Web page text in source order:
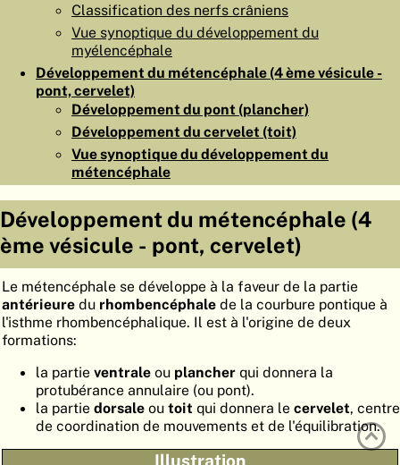
EMBRYO
ATLASEMBRYOLOGY
RECHERCHER
DE
Classification des nerfs crâniens
Vue synoptique du développement du
myélencéphale
Développement du métencéphale (4 ème vésicule -
pont, cervelet)
Développement du pont (plancher)
Développement du cervelet (toit)
Vue synoptique du développement du
métencéphale
Développement du métencéphale (4
ème vésicule - pont, cervelet)
Le métencéphale se développe à la faveur de la partie
antérieure du rhombencéphale de la courbure pontique à
l'isthme rhombencéphalique. Il est à l'origine de deux
formations:
la partie ventrale ou plancher qui donnera la
protubérance annulaire (ou pont).
la partie dorsale ou toit qui donnera le cervelet, centre
de coordination de mouvements et de l'équilibration.
Illustration